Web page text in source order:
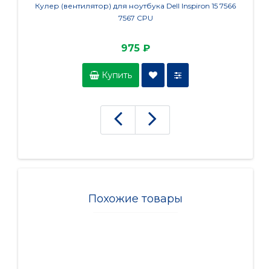
Кулер (вентилятор) для ноутбука Dell Inspiron 15 7566
7567 CPU
975 ₽
Купить
Похожие товары